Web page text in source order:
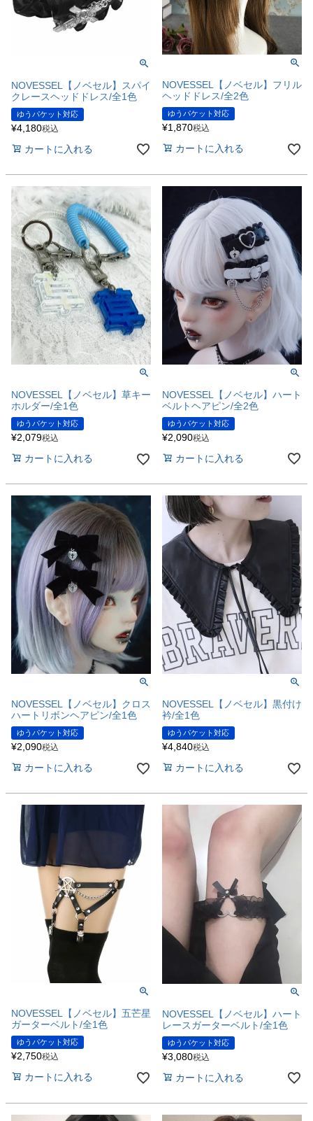
NOVESSEL【ノベセル】スパイ
クレースヘッドドレス/全1色
ゆうパケット対応
¥4,180税込
カートに入れる
NOVESSEL【ノベセル】フリル
ヘッドドレス/全2色
ゆうパケット対応
¥1,870税込
カートに入れる
NOVESSEL【ノベセル】草キー
ホルダー/全1色
ゆうパケット対応
¥2,079税込
カートに入れる
NOVESSEL【ノベセル】ハート
ベルトヘアピン/全2色
ゆうパケット対応
¥2,090税込
カートに入れる
NOVESSEL【ノベセル】クロス
ハートリボンヘアピン/全1色
ゆうパケット対応
¥2,090税込
カートに入れる
NOVESSEL【ノベセル】黒付け
衿/全1色
ゆうパケット対応
¥4,840税込
カートに入れる
NOVESSEL【ノベセル】五芒星
ガーターベルト/全1色
ゆうパケット対応
¥2,750税込
カートに入れる
NOVESSEL【ノベセル】ハート
レースガーターベルト/全1色
ゆうパケット対応
¥3,080税込
カートに入れる